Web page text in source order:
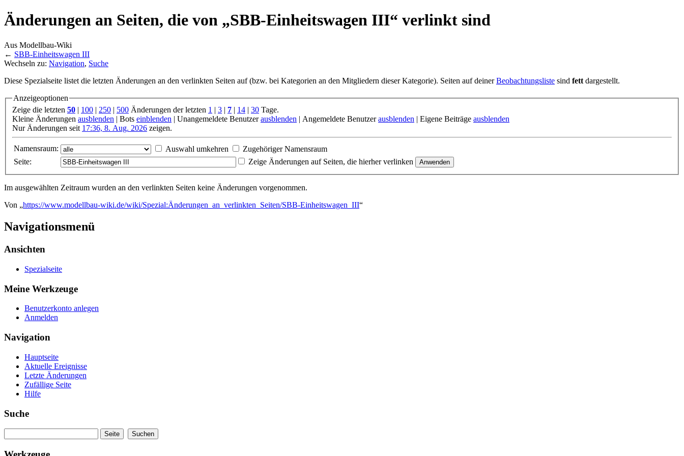
Änderungen an Seiten, die von „SBB-Einheitswagen III“ verlinkt sind
Aus Modellbau-Wiki
← SBB-Einheitswagen III
Wechseln zu: Navigation, Suche
Diese Spezialseite listet die letzten Änderungen an den verlinkten Seiten auf (bzw. bei Kategorien an den Mitgliedern dieser Kategorie). Seiten auf deinerBeobachtungsliste sind fett dargestellt.
Anzeigeoptionen
Zeige die letzten 50 100 250 500 Änderungen der letzten 1 3 7 14 30 Tage.
Kleine Änderungen ausblenden | Bots einblenden | Unangemeldete Benutzerausblenden | Angemeldete Benutzerausblenden | Eigene Beiträge ausblenden
Nur Änderungen seit 17:36, 8. Aug. 2026 zeigen.
Namensraum: Auswahl umkehren
Zugehöriger Namensraum
Seite:
Zeige Änderungen auf Seiten, die hierher verlinken
Im ausgewählten Zeitraum wurden an den verlinkten Seiten keine Änderungen vorgenommen.
Von „https://www.modellbau-wiki.de/wiki/Spezial:Änderungen_an_verlinkten_Seiten/SBB-Einheitswagen_III“
Navigationsmenü
Ansichten
Spezialseite
Meine Werkzeuge
Benutzerkonto anlegen
Anmelden
Navigation
Hauptseite
Aktuelle Ereignisse
Letzte Änderungen
Zufällige Seite
Hilfe
Suche